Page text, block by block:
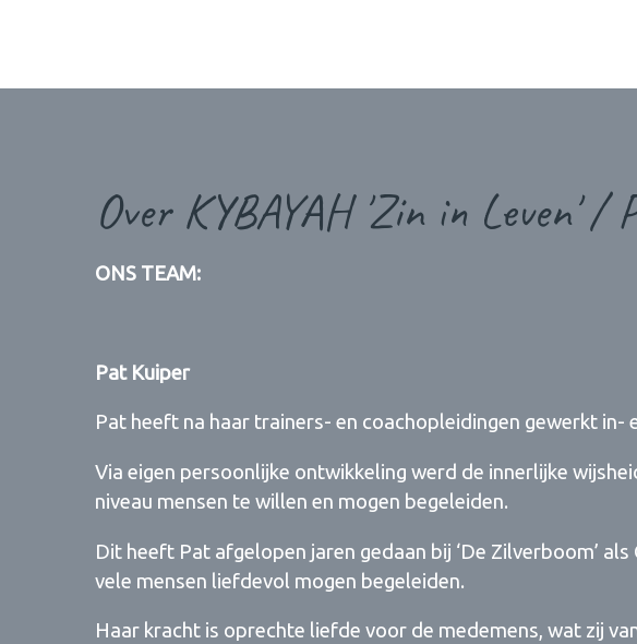
Over KYBAYAH 'Zin in Leven' /
ONS TEAM:
Pat Kuiper
Pat heeft na haar trainers- en coachopleidingen gewerkt in-
Via eigen persoonlijke ontwikkeling werd de innerlijke
niveau mensen te willen en mogen begeleiden.
Dit heeft Pat afgelopen jaren gedaan bij ‘De Zilverboom’
vele mensen liefdevol mogen begeleiden.
Haar kracht is oprechte liefde voor de medemens, wat zij